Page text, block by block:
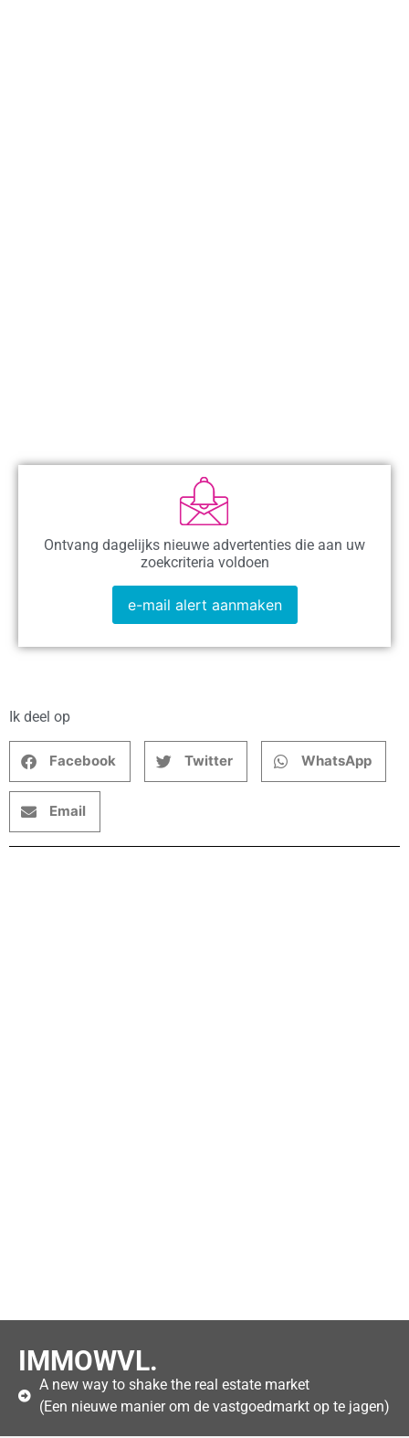
Ontvang dagelijks nieuwe advertenties die aan uw
zoekcriteria voldoen
e-mail alert aanmaken
Ik deel op
Facebook Twitter WhatsApp
Email
IMMOWVL.
A new way to shake the real estate market
(Een nieuwe manier om de vastgoedmarkt op te jagen)